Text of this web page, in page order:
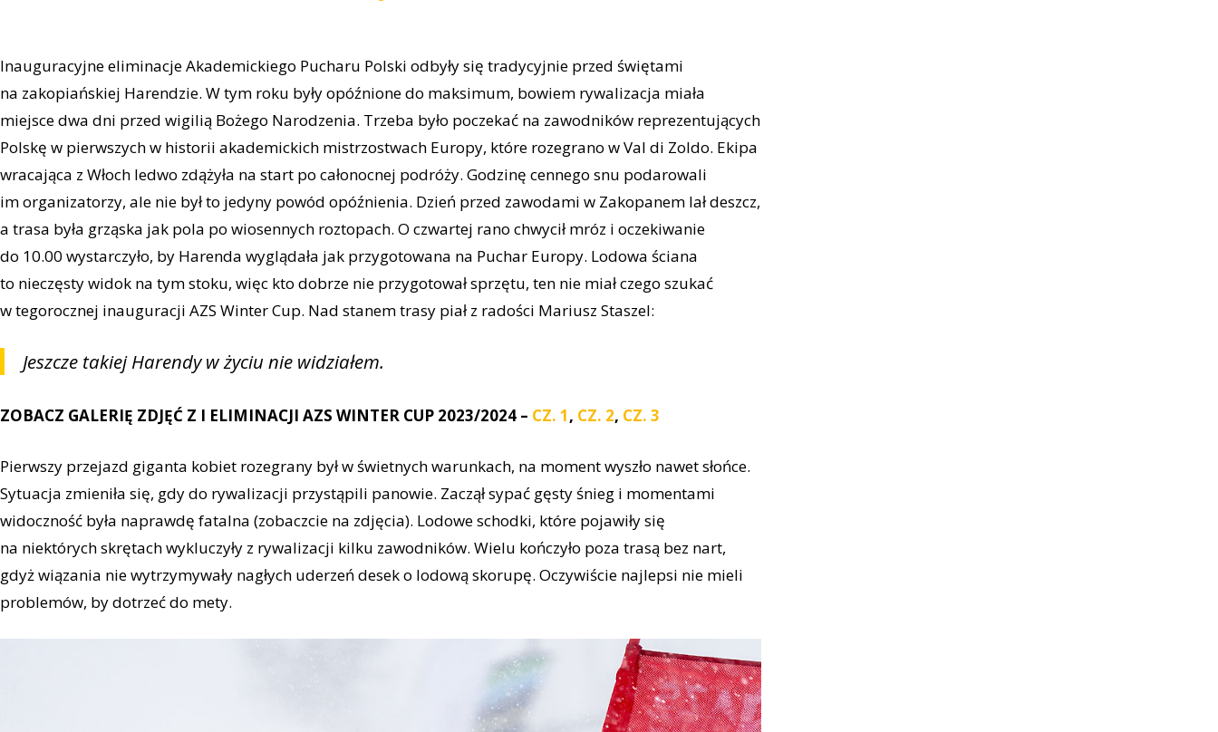
Inauguracyjne eliminacje Akademickiego Pucharu Polski odbyły się tradycyjnie przed świętami
na zakopiańskiej Harendzie. W tym roku były opóźnione do maksimum, bowiem rywalizacja miała
miejsce dwa dni przed wigilią Bożego Narodzenia. Trzeba było poczekać na zawodników reprezentujących
Polskę w pierwszych w historii akademickich mistrzostwach Europy, które rozegrano w Val di Zoldo. Ekipa
wracająca z Włoch ledwo zdążyła na start po całonocnej podróży. Godzinę cennego snu podarowali
im organizatorzy, ale nie był to jedyny powód opóźnienia. Dzień przed zawodami w Zakopanem lał deszcz,
a trasa była grząska jak pola po wiosennych roztopach. O czwartej rano chwycił mróz i oczekiwanie
do 10.00 wystarczyło, by Harenda wyglądała jak przygotowana na Puchar Europy. Lodowa ściana
to nieczęsty widok na tym stoku, więc kto dobrze nie przygotował sprzętu, ten nie miał czego szukać
w tegorocznej inauguracji AZS Winter Cup. Nad stanem trasy piał z radości Mariusz Staszel:
Jeszcze takiej Harendy w życiu nie widziałem.
ZOBACZ GALERIĘ ZDJĘĆ Z I ELIMINACJI AZS WINTER CUP 2023/2024 – CZ. 1, CZ. 2, CZ. 3
Pierwszy przejazd giganta kobiet rozegrany był w świetnych warunkach, na moment wyszło nawet słońce.
Sytuacja zmieniła się, gdy do rywalizacji przystąpili panowie. Zaczął sypać gęsty śnieg i momentami
widoczność była naprawdę fatalna (zobaczcie na zdjęcia). Lodowe schodki, które pojawiły się
na niektórych skrętach wykluczyły z rywalizacji kilku zawodników. Wielu kończyło poza trasą bez nart,
gdyż wiązania nie wytrzymywały nagłych uderzeń desek o lodową skorupę. Oczywiście najlepsi nie mieli
problemów, by dotrzeć do mety.